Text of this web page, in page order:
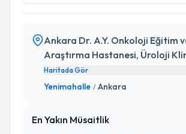
Ankara Dr. A.Y. Onkoloji Eğitim
Araştırma Hastanesi, Üroloji
Haritada Gör
Yenimahalle / Ankara
En Yakın Müsaitlik